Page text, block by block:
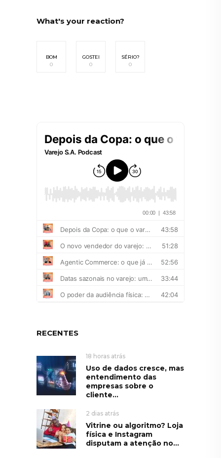
What's your reaction?
BOM
0
GOSTEI
0
SÉRIO?
0
RECENTES
18 horas atrás
Uso de dados cresce, mas
entendimento das
empresas sobre o
cliente...
2 dias atrás
Vitrine ou algoritmo? Loja
física e Instagram
disputam a atenção no...